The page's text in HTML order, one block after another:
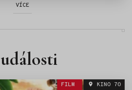
VÍCE
FILM KINO 70